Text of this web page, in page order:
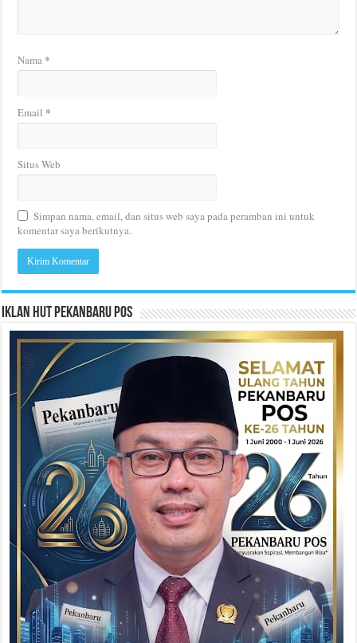
Nama *
Email *
Situs Web
Simpan nama, email, dan situs web saya pada peramban ini untuk
komentar saya berikutnya.
Iklan HUT Pekanbaru Pos